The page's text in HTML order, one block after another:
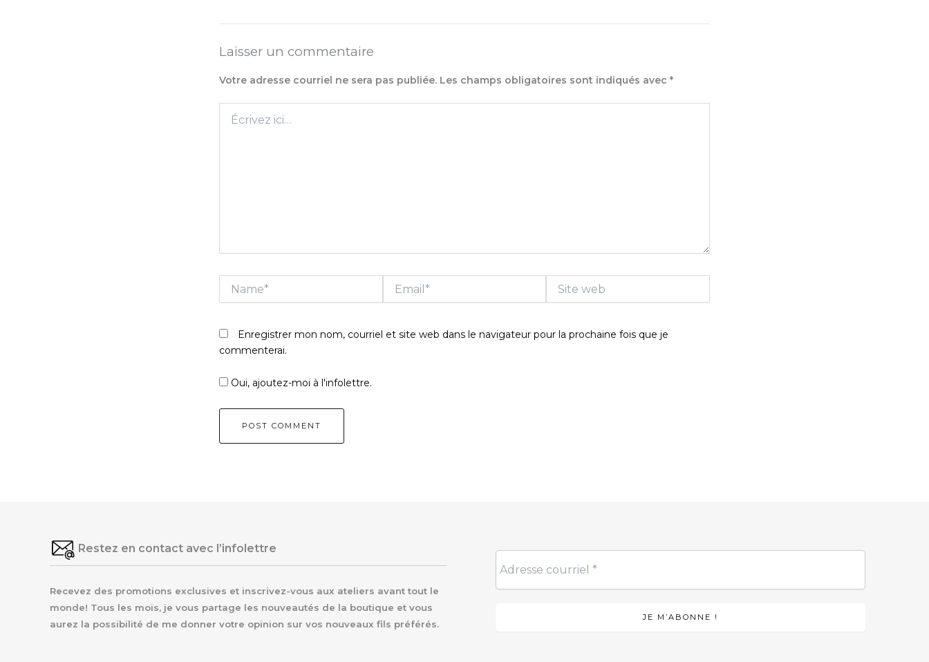
Laisser un commentaire
Votre adresse courriel ne sera pas publiée. Les champs obligatoires sont indiqués avec *
ici…
web
Enregistrer mon nom, courriel et site web dans le navigateur pour la prochaine fois que je
commenterai.
Oui, ajoutez-moi à l'infolettre.
Restez en contact avec l’infolettre
Recevez des promotions exclusives et inscrivez-vous aux ateliers avant tout le
monde! Tous les mois, je vous partage les nouveautés de la boutique et vous
aurez la possibilité de me donner votre opinion sur vos nouveaux fils préférés.